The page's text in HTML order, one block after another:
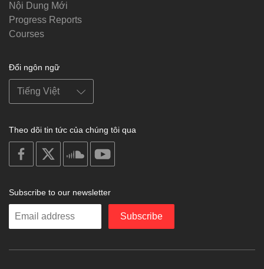
Nội Dung Mới
Progress Reports
Courses
Đổi ngôn ngữ
Theo dõi tin tức của chúng tôi qua
on
facebook
soundcloud
Subscribe to our newsletter
Enter
Subscribe